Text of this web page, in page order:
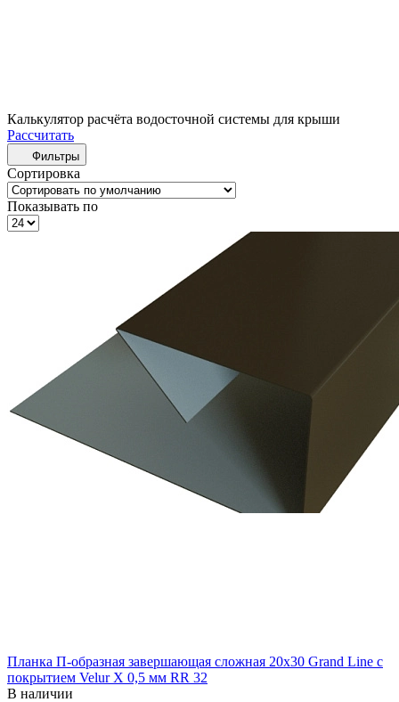
Калькулятор расчёта водосточной системы для крыши
Рассчитать
Фильтры
Сортировка
Показывать по
Планка П-образная завершающая сложная 20x30 Grand Line с
покрытием Velur X 0,5 мм RR 32
В наличии